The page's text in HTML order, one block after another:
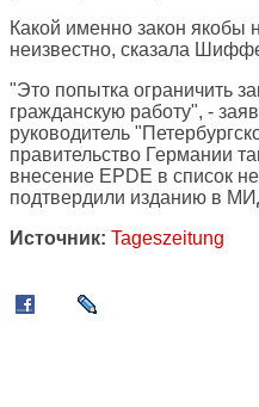
Какой именно закон якобы
неизвестно, сказала
"Это попытка ограничить
гражданскую работу", -
руководитель
правительство Германии
внесение EPDE в список
подтвердили изданию в
Источник: Tageszeitung